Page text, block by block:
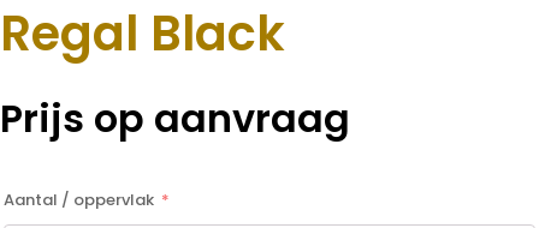
Regal Black
Prijs op aanvraag
Aantal / oppervlak